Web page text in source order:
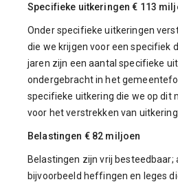
Specifieke uitkeringen € 113
Onder specifieke uitkeringen
die we krijgen voor een specifiek
jaren zijn een aantal specifieke
ondergebracht in het
specifieke uitkering die we op dit
voor het verstrekken van
Belastingen € 82 miljoen
Belastingen zijn vrij besteedbaar;
bijvoorbeeld heffingen en leges